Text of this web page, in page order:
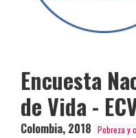
Encuesta
de Vida -
Colombia, 2018 Pobreza y